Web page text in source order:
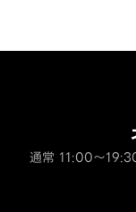
通常 11:00～